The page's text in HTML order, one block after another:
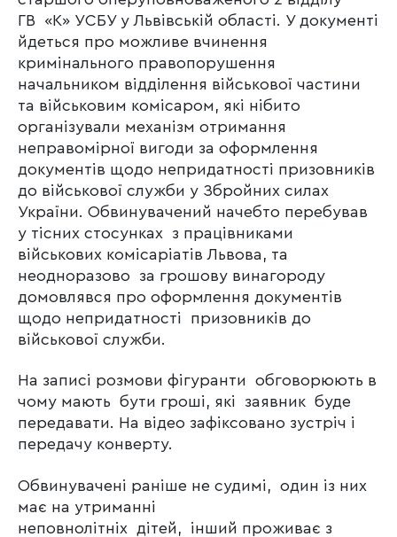
ГВ «К» УСБУ у Львівській області. У документі
йдеться про можливе вчинення
кримінального правопорушення
начальником відділення військової частини
та військовим комісаром, які нібито
організували механізм отримання
неправомірної вигоди за оформлення
документів щодо непридатності призовників
до військової служби у Збройних силах
України. Обвинувачений начебто перебував
у тісних стосунках з працівниками
військових комісаріатів Львова, та
неодноразово за грошову винагороду
домовлявся про оформлення документів
щодо непридатності призовників до
військової служби.
На записі розмови фігуранти обговорюють в
чому мають бути гроші, які заявник буде
передавати. На відео зафіксовано зустріч і
передачу конверту.
Обвинувачені раніше не судимі, один із них
має на утриманні
неповнолітніх дітей, інший проживає з